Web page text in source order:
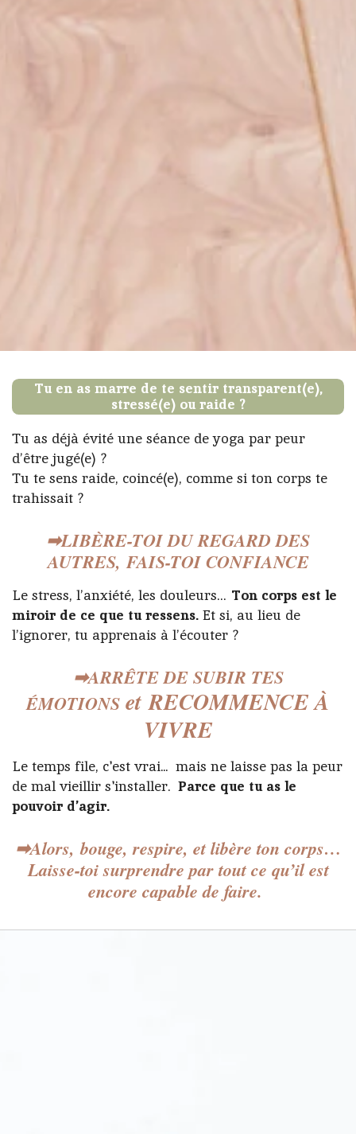
Tu en as marre de te sentir transparent(e),
stressé(e) ou raide ?
Tu as déjà évité une séance de yoga par peur
d’être jugé(e) ?
Tu te sens raide, coincé(e), comme si ton corps te
trahissait ?
➡LIBÈRE-TOI DU REGARD DES
AUTRES,FAIS-TOI CONFIANCE
Le stress, l’anxiété, les douleurs… Ton corps est le
miroir de ce que tu ressens. Et si, au lieu de
l’ignorer, tu apprenais à l’écouter ?
➡ARRÊTE DE SUBIR TES
ÉMOTIONS etRECOMMENCE À
VIVRE
Le temps file, c'est vrai... mais ne laisse pas la peur
de mal vieillir s'installer. Parce que tu as le
pouvoir d’agir.
➡Alors,bouge, respire, et libère ton corps…
Laisse-toi surprendre par tout ce qu’il est
encore capable de faire.